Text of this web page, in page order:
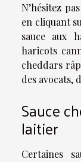
N’hésitez
en cliquant
sauce aux
haricots
cheddars
des avocats,
Sauce
laitier
Certaines